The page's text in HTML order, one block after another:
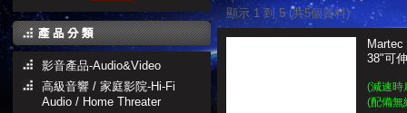
影音產品-Audio&Video
高級音響 / 家庭影院-Hi-Fi
Audio / Home Threater
顯示 1 到 5 (共5個資料)
38"可
(減速時
(配備無